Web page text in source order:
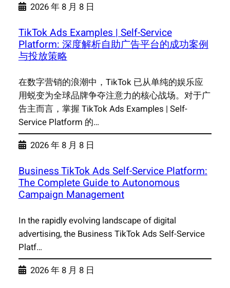
2026 年 8 月 8 日
TikTok Ads Examples | Self-Service
Platform: 深度解析自助广告平台的成功案例
与投放策略
在数字营销的浪潮中，TikTok 已从单纯的娱乐应
用蜕变为全球品牌争夺注意力的核心战场。对于广
告主而言，掌握 TikTok Ads Examples | Self-
Service Platform 的…
2026 年 8 月 8 日
Business TikTok Ads Self-Service Platform:
The Complete Guide to Autonomous
Campaign Management
In the rapidly evolving landscape of digital
advertising, the Business TikTok Ads Self-Service
Platf…
2026 年 8 月 8 日